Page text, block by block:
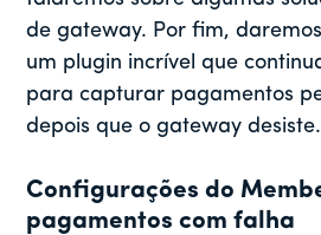
de gateway. Por fim,
um plugin incrível que
para capturar pagamentos
depois que o gateway desiste.
Configurações do
pagamentos com falha